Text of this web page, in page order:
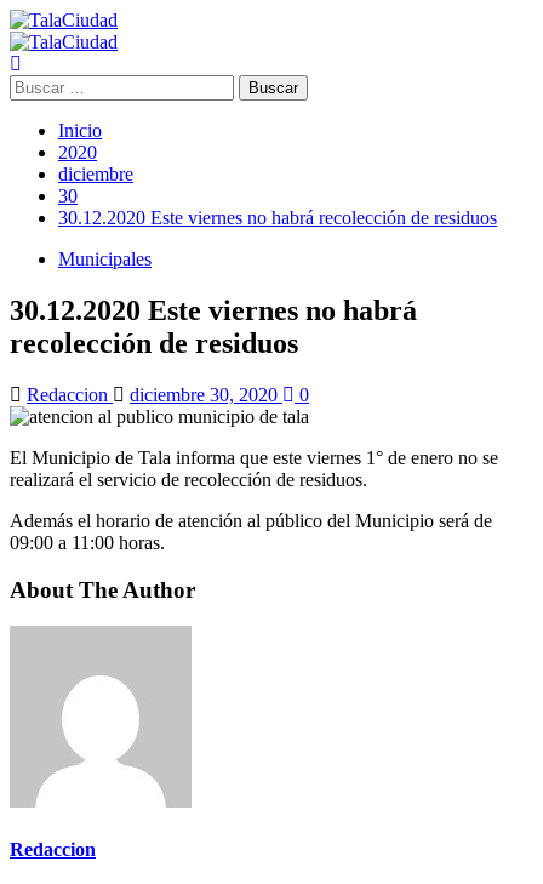
Saltar
al
contenido
Menú
principal
Buscar:
Inicio
2020
diciembre
30
30.12.2020 Este viernes no habrá recolección de residuos
Municipales
30.12.2020 Este viernes no habrá
recolección de residuos
Redaccion diciembre 30, 2020 0
El Municipio de Tala informa que este viernes 1° de enero no se
realizará el servicio de recolección de residuos.
Además el horario de atención al público del Municipio será de
09:00 a 11:00 horas.
About The Author
Redaccion